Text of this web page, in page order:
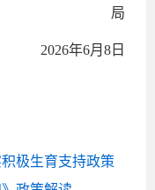
局
2026年6月8日
积极生育支持政策